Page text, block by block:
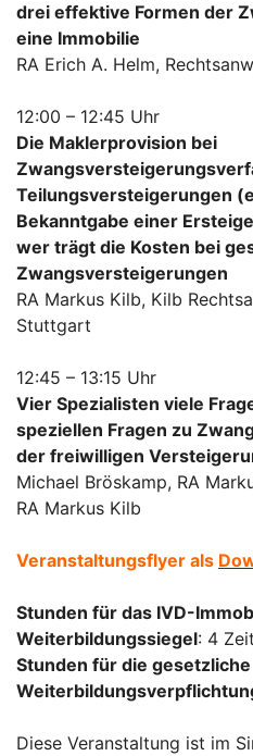
drei effektive Formen der
eine Immobilie
RA Erich A. Helm,
12:00 – 12:45 Uhr
Die Maklerprovision bei
Teilungsversteigerungen
Bekanntgabe einer
wer trägt die Kosten bei
Zwangsversteigerungen
RA Markus Kilb, Kilb
Stuttgart
12:45 – 13:15 Uhr
Vier Spezialisten viele
speziellen Fragen zu
der freiwilligen
Michael Bröskamp, RA
RA Markus Kilb
Veranstaltungsflyer als
Stunden für das IVD-
Weiterbildungssiegel: 4
Stunden für die gesetzliche
Diese Veranstaltung ist im